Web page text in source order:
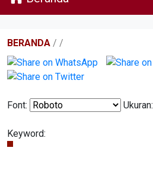
BERANDA / /
Font: Ukuran:
Keyword: